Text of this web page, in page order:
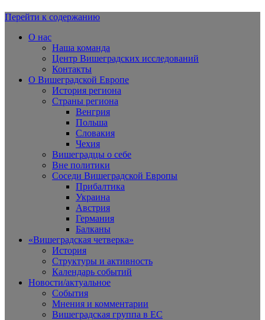
Вишеградская Европа
Перейти к содержанию
О нас
Наша команда
Центр Вишеградских исследований
Контакты
О Вишеградской Европе
История региона
Страны региона
Венгрия
Польша
Словакия
Чехия
Вишеградцы о себе
Вне политики
Соседи Вишеградской Европы
Прибалтика
Украина
Австрия
Германия
Балканы
«Вишеградская четверка»
История
Структуры и активность
Календарь событий
Новости/актуальное
События
Мнения и комментарии
Вишеградская группа в ЕС